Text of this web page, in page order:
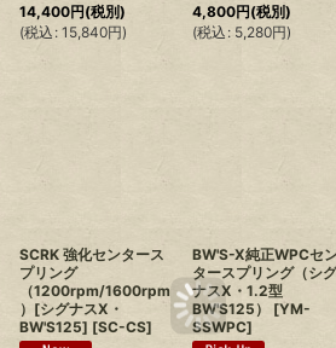
14,400円(税別)
(税込 : 15,840円)
4,800円(税別)
(税込 : 5,280円)
SCRK 強化センタース
プリング
（1200rpm/1600rpm
）[シグナスX・
BW'S125] [SC-CS]
BW'S-X純正WPCセ
タースプリング（シグ
ナスX・1.2型
BW'S125）
[YM-
SSWPC]